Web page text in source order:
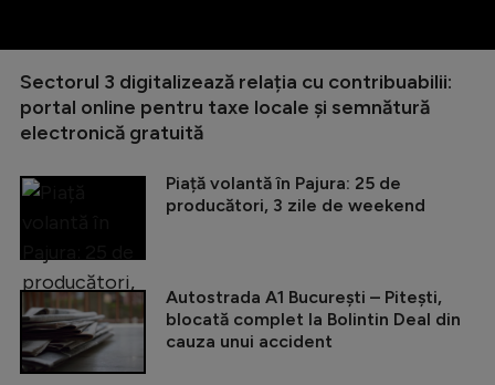
Sectorul 3 digitalizează relația cu contribuabilii:
portal online pentru taxe locale și semnătură
electronică gratuită
Piață volantă în Pajura: 25 de
producători, 3 zile de weekend
Autostrada A1 București – Pitești,
blocată complet la Bolintin Deal din
cauza unui accident